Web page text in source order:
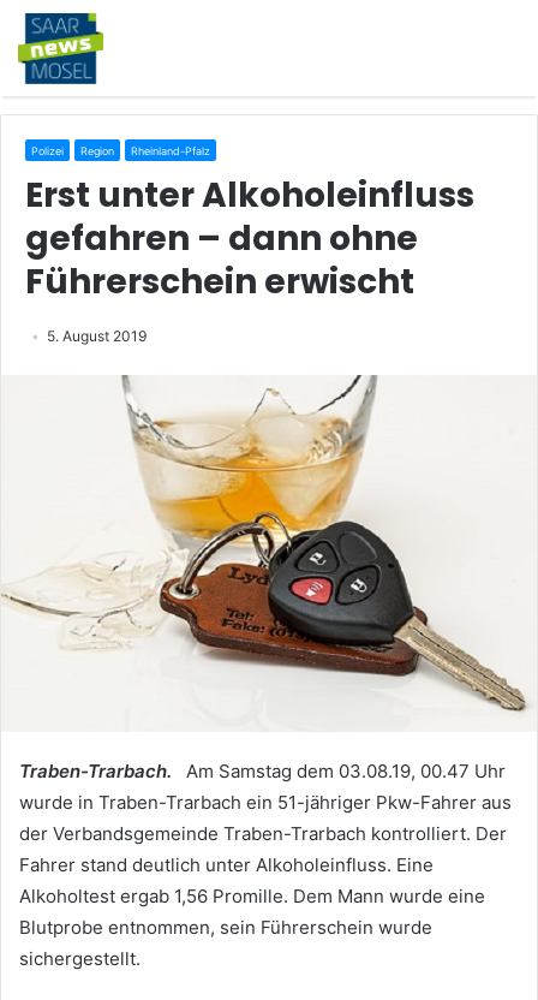
Polizei Region Rheinland-Pfalz
Erst unter Alkoholeinfluss
gefahren – dann ohne
Führerschein erwischt
5. August 2019
Traben-Trarbach. Am Samstag dem 03.08.19, 00.47 Uhr
wurde in Traben-Trarbach ein 51-jähriger Pkw-Fahrer aus
der Verbandsgemeinde Traben-Trarbach kontrolliert. Der
Fahrer stand deutlich unter Alkoholeinfluss. Eine
Alkoholtest ergab 1,56 Promille. Dem Mann wurde eine
Blutprobe entnommen, sein Führerschein wurde
sichergestellt.